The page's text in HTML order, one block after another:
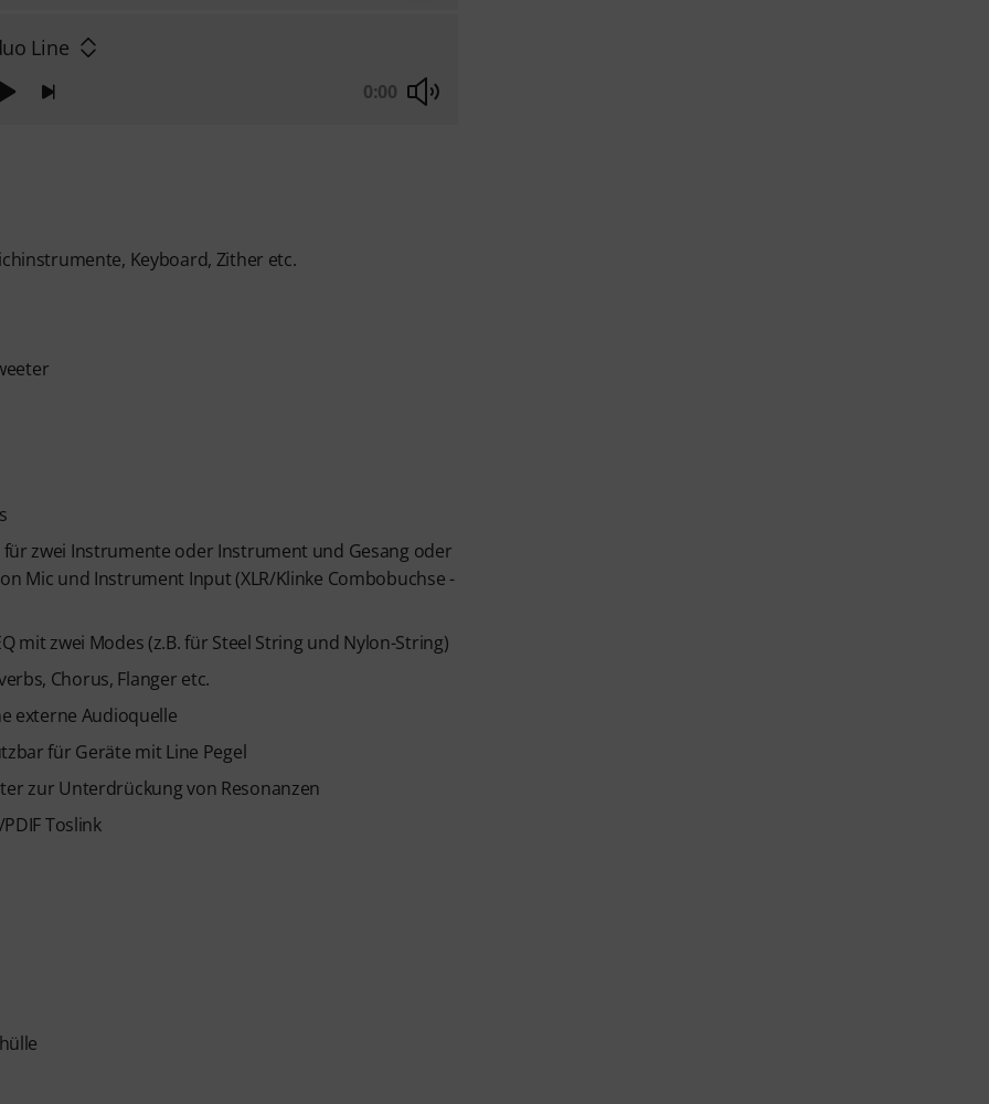
Line
0:00
Keyboard, Zither etc.
zwei Instrumente oder Instrument und Gesang oder
Mic und Instrument Input (XLR/Klinke Combobuchse -
mit zwei Modes (z.B. für Steel String und Nylon-String)
Chorus, Flanger etc.
externe Audioquelle
für Geräte mit Line Pegel
zur Unterdrückung von Resonanzen
Toslink